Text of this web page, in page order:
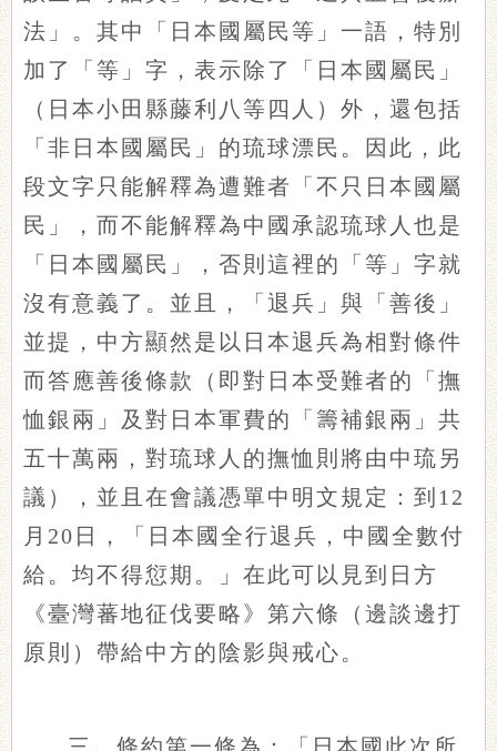
法」。其中「日本國屬民等」一語，特別
加了「等」字，表示除了「日本國屬民」
（日本小田縣藤利八等四人）外，還包括
「非日本國屬民」的琉球漂民。因此，此
段文字只能解釋為遭難者「不只日本國屬
民」，而不能解釋為中國承認琉球人也是
「日本國屬民」，否則這裡的「等」字就
沒有意義了。並且，「退兵」與「善後」
並提，中方顯然是以日本退兵為相對條件
而答應善後條款（即對日本受難者的「撫
恤銀兩」及對日本軍費的「籌補銀兩」共
五十萬兩，對琉球人的撫恤則將由中琉另
議），並且在會議憑單中明文規定：到12
月20日，「日本國全行退兵，中國全數付
給。均不得愆期。」在此可以見到日方
《臺灣蕃地征伐要略》第六條（邊談邊打
原則）帶給中方的陰影與戒心。